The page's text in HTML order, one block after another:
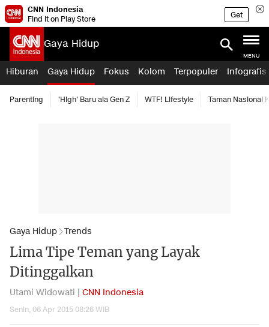
CNN Indonesia
Find it on Play Store
Get
Gaya Hidup
MENU
Hiburan Gaya Hidup Fokus Kolom Terpopuler Infografis
Parenting 'High' Baru ala Gen Z WTF! Lifestyle Taman Nasional
Gaya Hidup Trends
Lima Tipe Teman yang Layak
Ditinggalkan
Utami Widowati | CNN Indonesia
Senin, 06 Apr 2015 08:26 WIB